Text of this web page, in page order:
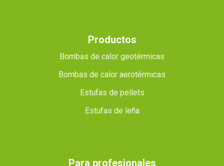
Productos
Bombas de calor geotérmicas
Bombas de calor aerotérmicas
Estufas de pellets
Estufas de leña
Para profesionales